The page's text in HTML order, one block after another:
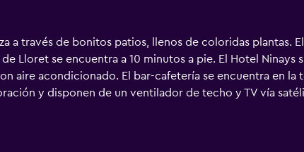
a través de bonitos patios, llenos de coloridas plantas.
Lloret se encuentra a 10 minutos a pie. El Hotel Ninays
aire acondicionado. El bar-cafetería se encuentra en la
y disponen de un ventilador de techo y TV vía
también pueden alquilarse cajas fuertes. El Ninays está
centro de la ciudad. La estación de autobuses de